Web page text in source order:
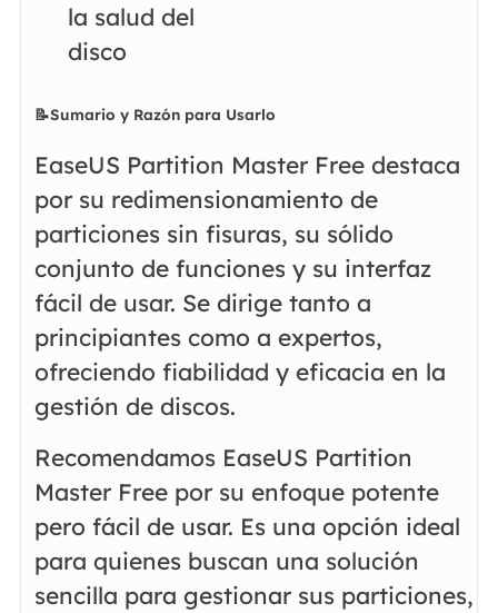
la salud del
disco
📝Sumario y Razón para Usarlo
EaseUS Partition Master Free destaca
por su redimensionamiento de
particiones sin fisuras, su sólido
conjunto de funciones y su interfaz
fácil de usar. Se dirige tanto a
principiantes como a expertos,
ofreciendo fiabilidad y eficacia en la
gestión de discos.
Recomendamos EaseUS Partition
Master Free por su enfoque potente
pero fácil de usar. Es una opción ideal
para quienes buscan una solución
sencilla para gestionar sus particiones,